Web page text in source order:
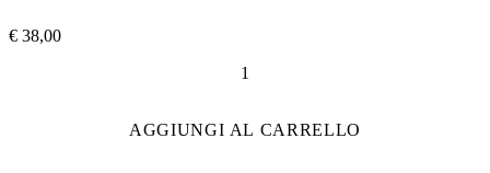
€ 38,00
AGGIUNGI AL CARRELLO